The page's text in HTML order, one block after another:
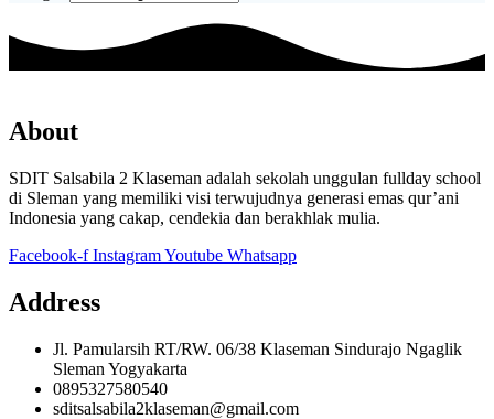
About
SDIT Salsabila 2 Klaseman adalah sekolah unggulan fullday school
di Sleman yang memiliki visi terwujudnya generasi emas qur’ani
Indonesia yang cakap, cendekia dan berakhlak mulia.
Facebook-f InstagramYoutube Whatsapp
Address
Jl. Pamularsih RT/RW. 06/38 Klaseman Sindurajo Ngaglik
Sleman Yogyakarta
0895327580540
sditsalsabila2klaseman@gmail.com